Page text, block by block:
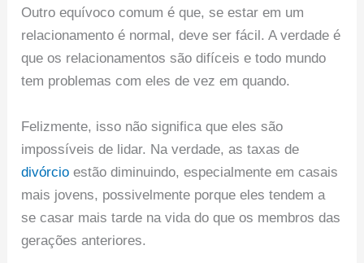
Outro equívoco comum é que, se estar em um
relacionamento é normal, deve ser fácil. A verdade é
que os relacionamentos são difíceis e todo mundo
tem problemas com eles de vez em quando.
Felizmente, isso não significa que eles são
impossíveis de lidar. Na verdade, as taxas de
divórcio estão diminuindo, especialmente em casais
mais jovens, possivelmente porque eles tendem a
se casar mais tarde na vida do que os membros das
gerações anteriores.